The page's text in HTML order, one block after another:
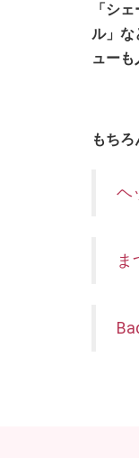
「シ
ル」な
ューも
もち
ヘ
ま